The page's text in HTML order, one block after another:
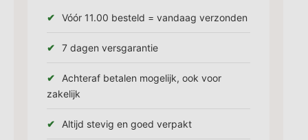
Vóór 11.00 besteld = vandaag verzonden
7 dagen versgarantie
Achteraf betalen mogelijk, ook voor
zakelijk
Altijd stevig en goed verpakt